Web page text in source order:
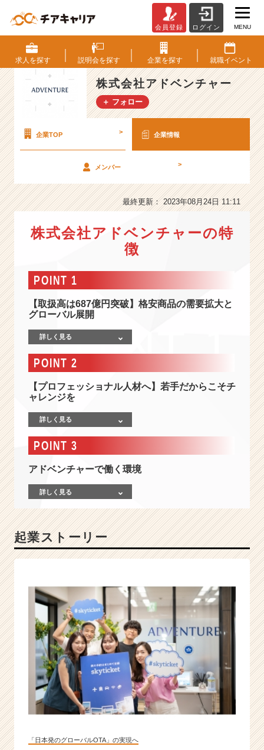
式
会
社
ア
ド
ベ
ン
の
-
【東
ー
ス
場】
計
数
0
万
突
i
運
営
会
社
で
共
に
冒
へ
り
会員登録 ログイン MENU
求人を探す 説明会を探す 企業を探す 就職イベント
株式会社アドベンチャー
＋ フォロー
企業TOP > 企業情報
メンバー >
最終更新： 2023年08月24日 11:11
株式会社アドベンチャーの特
徴
POINT 1
【取扱高は687億円突破】格安商品の需要拡大と
グローバル展開
詳しく見る
POINT 2
【プロフェッショナル人材へ】若手だからこそチ
ャレンジを
詳しく見る
POINT 3
アドベンチャーで働く環境
詳しく見る
起業ストーリー
「日本発のグローバルOTA」の実現へ